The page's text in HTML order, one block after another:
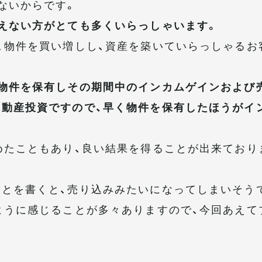
からです。
い方がとても多くいらっしゃいます。
物件を買い増しし、資産を築いていらっしゃる
件を保有しその期間中のインカムゲインおよび
産投資ですので、早く物件を保有したほうがイ
こともあり、良い結果を得ることが出来ており
を書くと、売り込みみたいになってしまいそう
うに感じることが多々ありますので、今回あえ